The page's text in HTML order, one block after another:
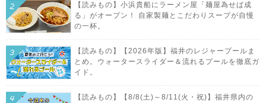
【読みもの】小浜貴船にラーメン屋「麺屋為せば成
る」がオープン！ 自家製麺とこだわりスープが自慢
の一杯。
【読みもの】【2026年版】福井のレジャープールま
とめ。ウォータースライダー＆流れるプールを徹底ガ
イド。
【読みもの】【8/8(土)～8/11(火・祝)】福井県内の